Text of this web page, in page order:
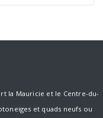
la Mauricie et le Centre-du-
et quads neufs ou